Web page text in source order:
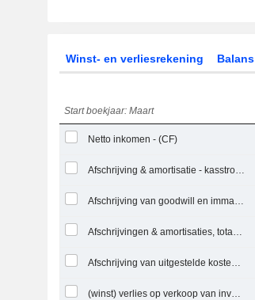
Winst- en verliesrekening Balans
Start boekjaar: Maart
Netto inkomen - (CF)
Afschrijving & amortisatie - kasstroom
Afschrijving van goodwill en immateriële Activa - (CF) - (Modelspecifiek)
Afschrijvingen & amortisaties, totaal - CF
Afschrijving van uitgestelde kosten, totaal - (CF)
(winst) verlies op verkoop van investeringen - (CF)